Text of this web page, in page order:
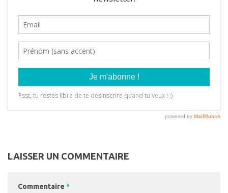
LAISSER UN COMMENTAIRE
Commentaire *